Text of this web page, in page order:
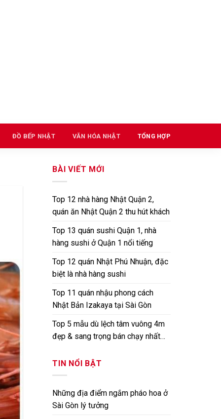
ĐỒ BẾP NHẬT VĂN HÓA NHẬT TỔNG HỢP
BÀI VIẾT MỚI
Top 12 nhà hàng Nhật Quận 2,
quán ăn Nhật Quận 2 thu hút khách
Top 13 quán sushi Quận 1, nhà
hàng sushi ở Quận 1 nổi tiếng
Top 12 quán Nhật Phú Nhuận, đặc
biệt là nhà hàng sushi
Top 11 quán nhậu phong cách
Nhật Bản Izakaya tại Sài Gòn
Top 5 mẫu dù lệch tâm vuông 4m
đẹp & sang trọng bán chạy nhất
TIN NỔI BẬT
Những địa điểm ngắm pháo hoa ở
Sài Gòn lý tưởng